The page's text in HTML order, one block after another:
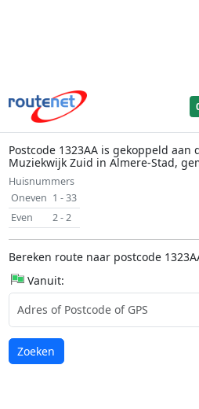
Postcode 1323AA is gekoppeld
Muziekwijk Zuid in Almere-Stad,
Huisnummers
Oneven 1 - 33
Even
2 - 2
Bereken route naar postcode
Vanuit:
Laden...
Zoeken